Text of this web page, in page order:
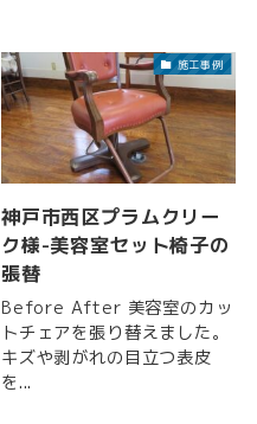
施工事例
神戸市西区プラムクリー
ク様-美容室セット椅子の
張替
Before After 美容室のカッ
トチェアを張り替えました。
キズや剥がれの目立つ表皮
を...